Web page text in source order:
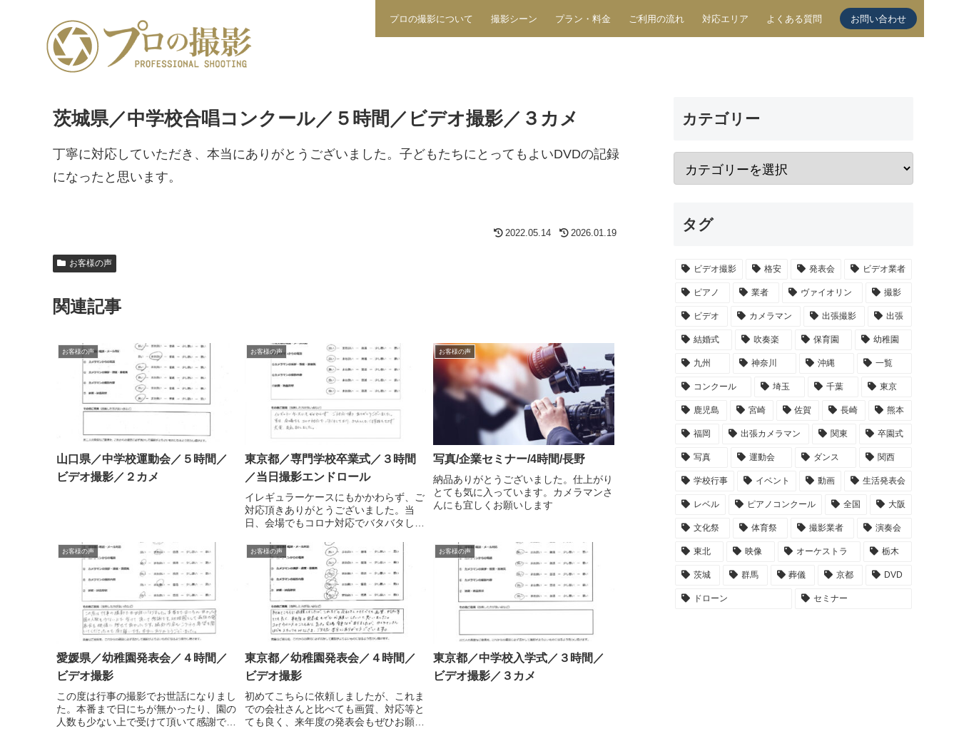
プロの撮影について 撮影シーン プラン・料金 ご利用の流れ 対応エリア よくある質問 お問い合わせ
茨城県／中学校合唱コンクール／５時間／ビデオ撮影／３カメ
丁寧に対応していただき、本当にありがとうございました。子どもたちにとってもよいDVDの記録
になったと思います。
2022.05.14 2026.01.19
お客様の声
関連記事
お客様の声
山口県／中学校運動会／５時間／
ビデオ撮影／２カメ
お客様の声
東京都／専門学校卒業式／３時間
／当日撮影エンドロール
イレギュラーケースにもかかわらず、ご
対応頂きありがとうございました。当
日、会場でもコロナ対応でバタバタして
変、失礼致しました。
お客様の声
写真/企業セミナー/4時間/長野
納品ありがとうございました。仕上がり
とても気に入っています。カメラマンさ
んにも宜しくお願いします
お客様の声
愛媛県／幼稚園発表会／４時間／
ビデオ撮影
この度は行事の撮影でお世話になりまし
た。本番まで日にちが無かったり、園の
人数も少ない上で受けて頂いて感謝で
お客様の声
東京都／幼稚園発表会／４時間／
ビデオ撮影
初めてこちらに依頼しましたが、これま
での会社さんと比べても画質、対応等と
ても良く、来年度の発表会もぜひお願い
お客様の声
東京都／中学校入学式／３時間／
ビデオ撮影／３カメ
カテゴリー
タグ
ビデオ撮影 格安 発表会 ビデオ業者
ピアノ 業者 ヴァイオリン 撮影
ビデオ カメラマン 出張撮影 出張
結婚式 吹奏楽 保育園 幼稚園
九州 神奈川 沖縄 一覧
コンクール 埼玉 千葉 東京
鹿児島 宮崎 佐賀 長崎 熊本
福岡 出張カメラマン 関東 卒園式
写真 運動会 ダンス 関西
学校行事 イベント 動画 生活発表会
レベル ピアノコンクール 全国 大阪
文化祭 体育祭 撮影業者 演奏会
東北 映像 オーケストラ 栃木
茨城 群馬 葬儀 京都 DVD
ドローン セミナー